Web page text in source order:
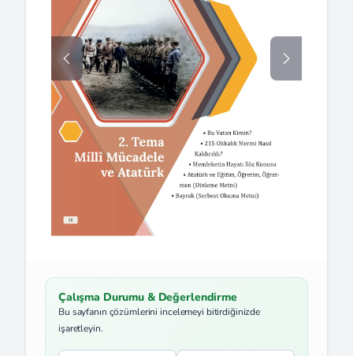
Çalışma Durumu & Değerlendirme
Bu sayfanın çözümlerini incelemeyi bitirdiğinizde
işaretleyin.